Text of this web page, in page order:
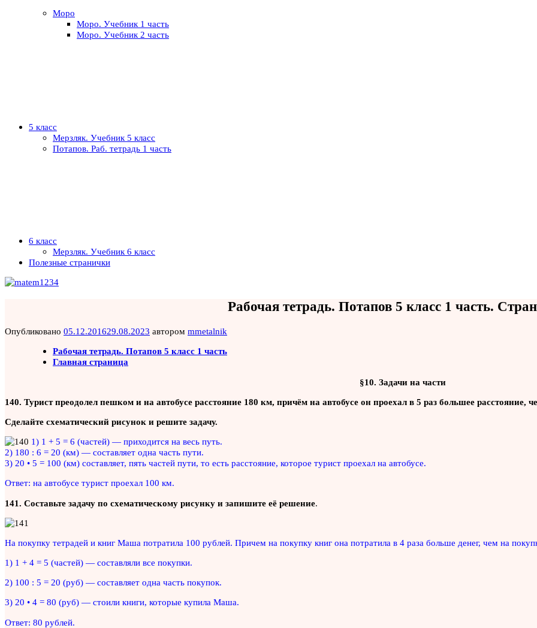
Моро
Моро. Учебник 1 часть
Моро. Учебник 2 часть
5 класс
Мерзляк. Учебник 5 класс
Потапов. Раб. тетрадь 1 часть
6 класс
Мерзляк. Учебник 6 класс
Полезные странички
Рабочая тетрадь. Потапов 5 класс 1 часть.
Опубликовано 05.12.201629.08.2023 автором mmetalnik
Рабочая тетрадь. Потапов 5 класс 1 часть
Главная страница
§10. Задачи на части
140. Турист преодолел пешком и на автобусе расстояние 180 км, причём на автобусе он проехал в 5 раз большее
Сделайте схематический рисунок и решите задачу.
1) 1 + 5 = 6 (частей) — приходится на весь путь.
2) 180 : 6 = 20 (км) — составляет одна часть пути.
3) 20 • 5 = 100 (км) составляет, пять частей пути, то есть расстояние, которое турист проехал на автобусе.
Ответ: на автобусе турист проехал 100 км.
141. Составьте задачу по схематическому рисунку и запишите её решение.
На покупку тетрадей и книг Маша потратила 100 рублей. Причем на покупку книг она потратила в 4 раза больше денег, чем на
1) 1 + 4 = 5 (частей) — составляли все покупки.
2) 100 : 5 = 20 (руб) — составляет одна часть покупок.
3) 20 • 4 = 80 (руб) — стоили книги, которые купила Маша.
Ответ: 80 рублей.